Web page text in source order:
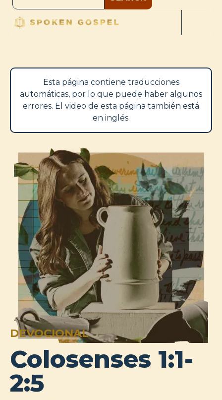
Esta página contiene traducciones
automáticas, por lo que puede haber algunos
errores. El video de esta página también está
en inglés.
DEVOCIONAL
Colosenses 1:1-
2:5